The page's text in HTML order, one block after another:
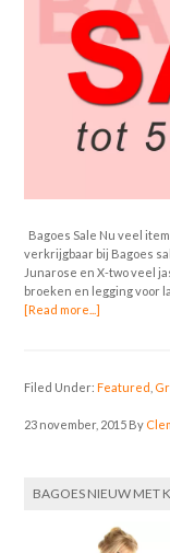
Bagoes Sale Nu veel
verkrijgbaar bij Bagoes
Junarose en X-two veel
broeken en legging voor
[Read more...]
Filed Under:Featured
23 november, 2015 By
BAGOES NIEUW MET